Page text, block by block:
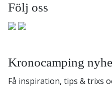
Följ oss
Kronocamping
Få inspiration, tips & trixs